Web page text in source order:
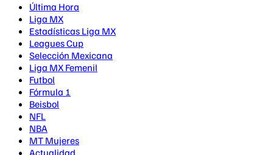
Última Hora
Liga MX
Estadísticas Liga MX
Leagues Cup
Selección Mexicana
Liga MX Femenil
Futbol
Fórmula 1
Beisbol
NFL
NBA
MT Mujeres
Actualidad